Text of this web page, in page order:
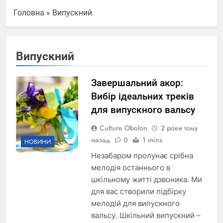
Головна » Випускний
Випускний
НОВИНИ
Завершальний акор:
Вибір ідеальних треків
для випускного вальсу
Culture Obolon
2 роки тому
назад
0 1 mins
Незабаром пролунає срібна
мелодія останнього в
шкільному житті дзвоника. Ми
для вас створили підбірку
мелодій для випускного
вальсу. Шкільний випускний –